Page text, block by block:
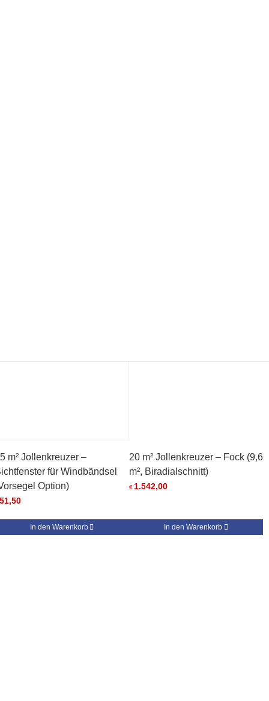
m² Jollenkreuzer –
für Windbändsel
Option)
In den Warenkorb
20 m² Jollenkreuzer – Fock (9,6
m², Biradialschnitt)
€ 1.542,00
In den Warenkorb